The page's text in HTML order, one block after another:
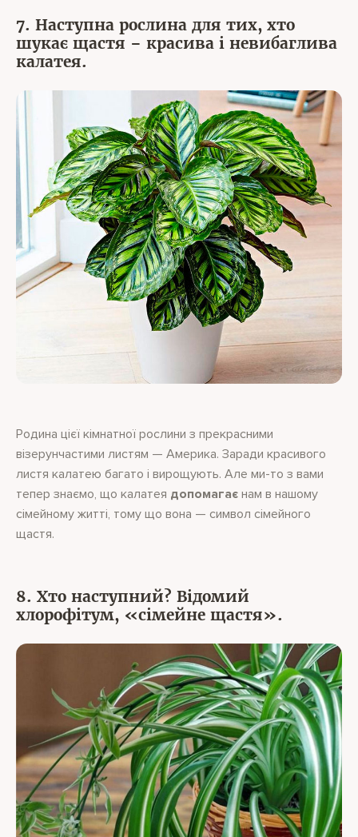
7. Наступна рослина для тих, хто
шукає щастя – красива і невибаглива
калатея.
Родина цієї кімнатної рослини з прекрасними
візерунчастими листям — Америка. Заради красивого
листя калатею багато і вирощують. Але ми-то з вами
тепер знаємо, що калатея допомагає нам в нашому
сімейному житті, тому що вона — символ сімейного
щастя.
8. Хто наступний? Відомий
хлорофітум, «сімейне щастя».